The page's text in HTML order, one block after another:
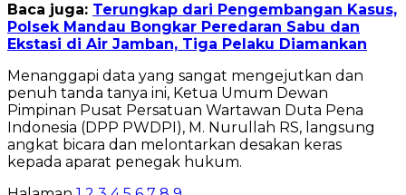
Baca juga: Terungkap dari Pengembangan Kasus,
Polsek Mandau Bongkar Peredaran Sabu dan
Ekstasi di Air Jamban, Tiga Pelaku Diamankan
Menanggapi data yang sangat mengejutkan dan
penuh tanda tanya ini, Ketua Umum Dewan
Pimpinan Pusat Persatuan Wartawan Duta Pena
Indonesia (DPP PWDPI), M. Nurullah RS, langsung
angkat bicara dan melontarkan desakan keras
kepada aparat penegak hukum.